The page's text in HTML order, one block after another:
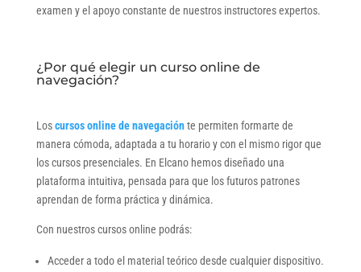
examen y el apoyo constante de nuestros instructores expertos.
¿Por qué elegir un curso online de
navegación?
Loscursos online de navegaciónte permiten formarte de
manera cómoda, adaptada a tu horario y con el mismo rigor que
los cursos presenciales. En Elcano hemos diseñado una
plataforma intuitiva, pensada para que los futuros patrones
aprendan de forma práctica y dinámica.
Con nuestros cursos online podrás:
Acceder a todo el material teórico desde cualquier dispositivo.